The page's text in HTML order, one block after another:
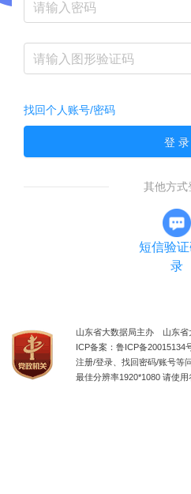
找回个人账号/密码
登 录
其他方式
短信验
录
山东省大数据局主办 山东
ICP备案：鲁ICP备20015134
注册/登录、找回密码/账号等
最佳分辨率1920*1080 请使